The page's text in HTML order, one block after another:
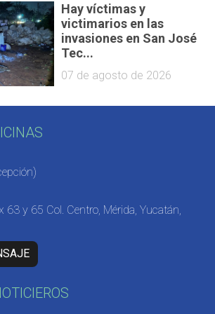
Hay víctimas y
victimarios en las
invasiones en San José
Tec...
07 de agosto de 2026
63 y 65 Col. Centro, Mérida, Yucatán,